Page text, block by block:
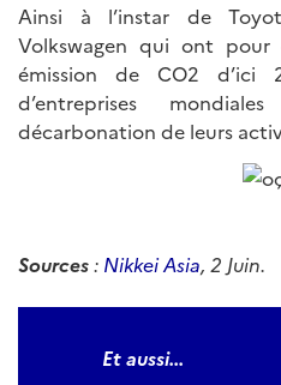
Ainsi à l’instar de
Volkswagen qui ont pour
émission de CO2
d’entreprises
décarbonation de leurs
Sources: Nikkei Asia, 2 Juin.
Et aussi...